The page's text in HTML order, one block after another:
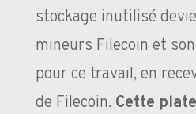
stockage inutilisé
mineurs Filecoin et
pour ce travail, en
de Filecoin. Cette